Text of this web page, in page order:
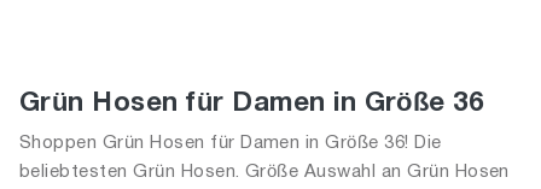
Grün Hosen für Damen in Größe 36
Shoppen Grün Hosen für Damen in Größe 36! Die
beliebtesten Grün Hosen. Größe Auswahl an Grün Hosen